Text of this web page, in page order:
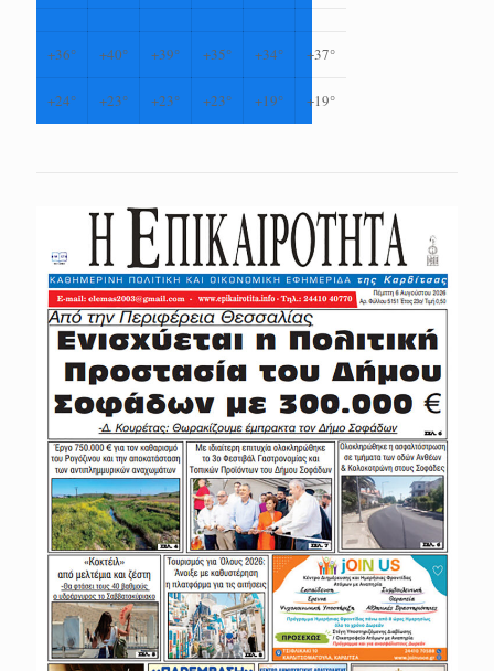
+36° +40° +39° +35° +34° +37°
+24° +23° +23° +23° +19° +19°